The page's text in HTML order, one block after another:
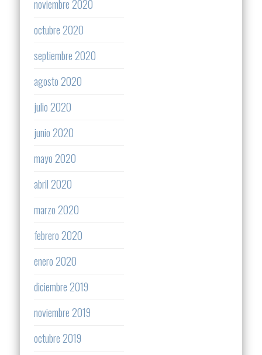
noviembre 2020
octubre 2020
septiembre 2020
agosto 2020
julio 2020
junio 2020
mayo 2020
abril 2020
marzo 2020
febrero 2020
enero 2020
diciembre 2019
noviembre 2019
octubre 2019